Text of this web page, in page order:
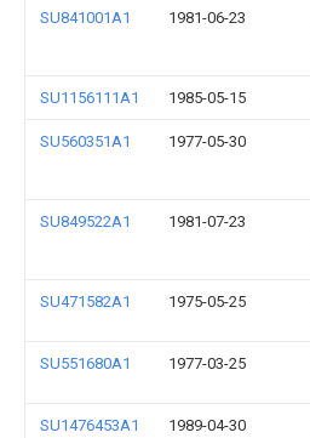
SU841001A1 1981-06-23
SU1156111A1 1985-05-15
SU560351A1 1977-05-30
SU849522A1 1981-07-23
SU471582A1 1975-05-25
SU551680A1 1977-03-25
SU1476453A1 1989-04-30